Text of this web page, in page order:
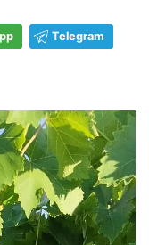
Telegram